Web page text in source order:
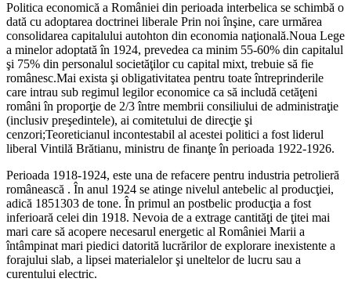
Politica economică a României din perioada interbelica se schimbă o
dată cu adoptarea doctrinei liberale Prin noi înşine, care urmărea
consolidarea capitalului autohton din economia naţională.Noua Lege
a minelor adoptată în 1924, prevedea ca minim 55-60% din capitalul
şi 75% din personalul societăţilor cu capital mixt, trebuie să fie
românesc.Mai exista şi obligativitatea pentru toate întreprinderile
care intrau sub regimul legilor economice ca să includă cetăţeni
români în proporţie de 2/3 între membrii consiliului de administraţie
(inclusiv preşedintele), ai comitetului de direcţie şi
cenzori;Teoreticianul incontestabil al acestei politici a fost liderul
liberal Vintilă Brătianu, ministru de finanţe în perioada 1922-1926.
Perioada 1918-1924, este una de refacere pentru industria petrolieră
românească . În anul 1924 se atinge nivelul antebelic al producţiei,
adică 1851303 de tone. În primul an postbelic producţia a fost
inferioară celei din 1918. Nevoia de a extrage cantităţi de ţitei mai
mari care să acopere necesarul energetic al României Marii a
întâmpinat mari piedici datorită lucrărilor de explorare inexistente a
forajului slab, a lipsei materialelor şi uneltelor de lucru sau a
curentului electric.